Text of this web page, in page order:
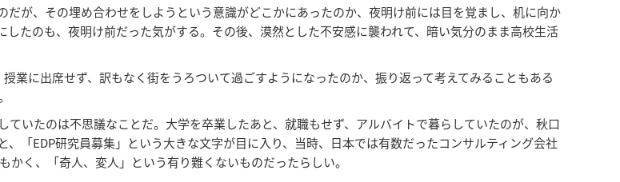
が、その埋め合わせをしようという意識がどこかにあったのか、夜明け前には目を覚まし、机に向か
たのも、夜明け前だった気がする。その後、漠然とした不安感に襲われて、暗い気分のまま高校生活
業に出席せず、訳もなく街をうろついて過ごすようになったのか、振り返って考えてみることもある
いたのは不思議なことだ。大学を卒業したあと、就職もせず、アルバイトで暮らしていたのが、秋口
「EDP研究員募集」という大きな文字が目に入り、当時、日本では有数だったコンサルティング会社
く、「奇人、変人」という有り難くないものだったらしい。